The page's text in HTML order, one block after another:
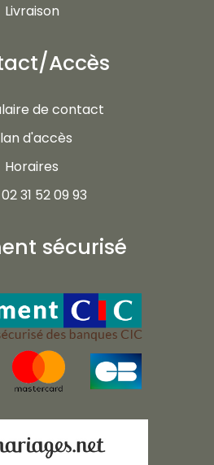
Livraison
Accès
de contact
d'accès
Horaires
31 52 09 93
sécurisé